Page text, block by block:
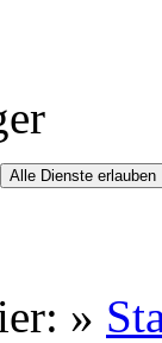
Alle Dienste erlauben
»